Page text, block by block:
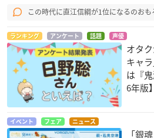
この時代に直江信綱が1位になるのお
ランキング アンケート 話題 声優
オタ
キャ
は『
6年版】
イベント フェア ニュース
「銀